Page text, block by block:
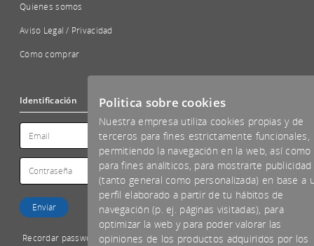
Quienes somos
Aviso Legal / Privacidad
Cómo comprar
Identificación
Recordar password
Politica sobre cookies
Nuestra empresa utiliza cookies propias y de
terceros para fines estrictamente funcionales,
permitiendo la navegación en la web, así como
para fines analíticos, para mostrarte publicidad
(tanto general como personalizada) en base a
perfil elaborado a partir de tu hábitos de
navegación (p. ej. páginas visitadas), para
optimizar la web y para poder valorar las
opiniones de los productos adquiridos por los